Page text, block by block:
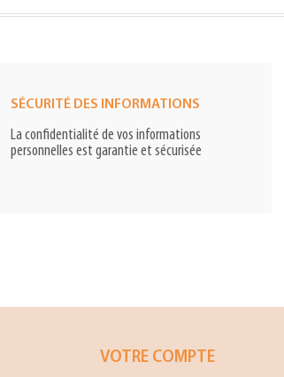
SÉCURITÉ DES INFORMATIONS
La confidentialité de vos informations
personnelles est garantie et sécurisée
VOTRE COMPTE